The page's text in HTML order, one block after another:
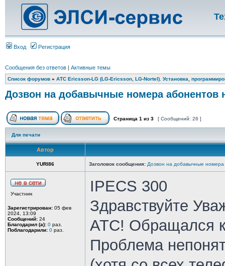
Вход Регистрация
Сообщения без ответов | Активные темы
Список форумов » АТС Ericsson-LG (LG-Ericsson, LG-Nortel). Установка,
Дозвон на добавычные номера абонентов
Страница 1 из 3 [ Сообщений: 26 ]
Для печати
Автор
YURI86 Заголовок сообщения: Дозвон на добавычные номера
Участник
Зарегистрирован: 05 фев
2024, 13:09
Сообщений: 24
Благодарил (а): 0 раз.
Поблагодарили: 0 раз.
IPECS 300
Здравствуйте
АТС! Обращался
Проблема